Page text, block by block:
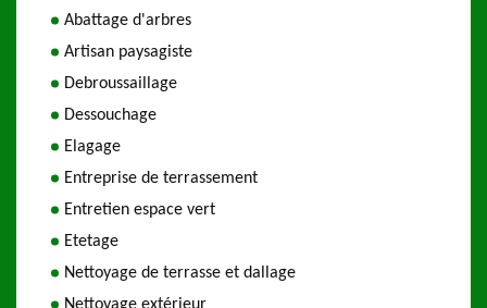
Abattage d'arbres
Artisan paysagiste
Debroussaillage
Dessouchage
Elagage
Entreprise de terrassement
Entretien espace vert
Etetage
Nettoyage de terrasse et dallage